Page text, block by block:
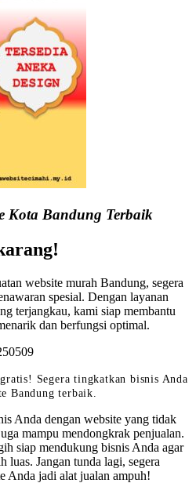
Kota Bandung Terbaik
website murah Bandung, segera
spesial. Dengan layanan
terjangkau, kami siap membantu
dan berfungsi optimal.
Segera tingkatkan bisnis Anda
Bandung terbaik.
Anda dengan website yang tidak
mampu mendongkrak penjualan.
siap mendukung bisnis Anda agar
luas. Jangan tunda lagi, segera
Anda jadi alat jualan ampuh!